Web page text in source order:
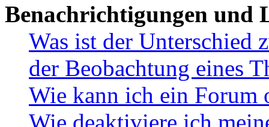
Benachrichtigungen und
Was ist der Unterschied
der Beobachtung eines
Wie kann ich ein Forum
Wie deaktiviere ich